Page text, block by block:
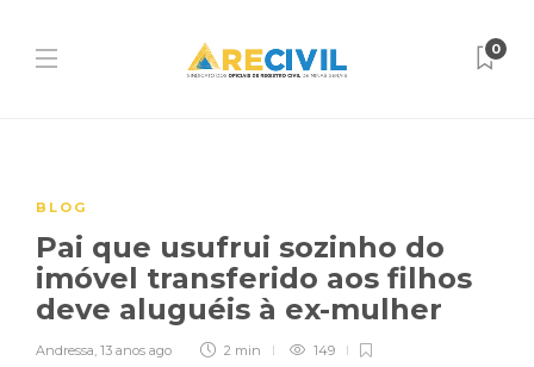
0
BLOG
Pai que usufrui sozinho do
imóvel transferido aos filhos
deve aluguéis à ex-mulher
Andressa, 13 anos ago 2 min 149